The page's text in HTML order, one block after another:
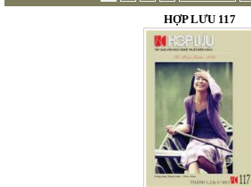
HỢP LƯU 117